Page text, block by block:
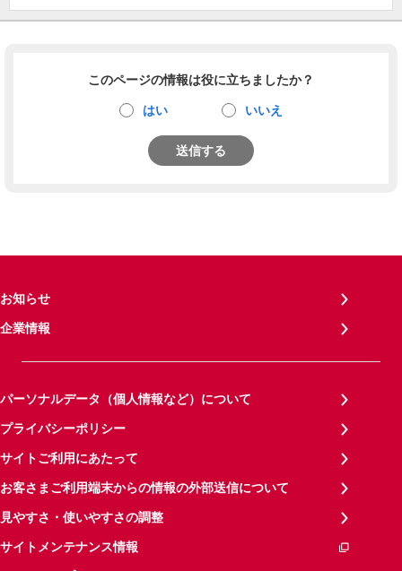
このページの情報は役に立ちましたか？
はい いいえ
送信する
お知らせ
企業情報
パーソナルデータ（個人情報など）について
プライバシーポリシー
サイトご利用にあたって
お客さまご利用端末からの情報の外部送信について
見やすさ・使いやすさの調整
サイトメンテナンス情報